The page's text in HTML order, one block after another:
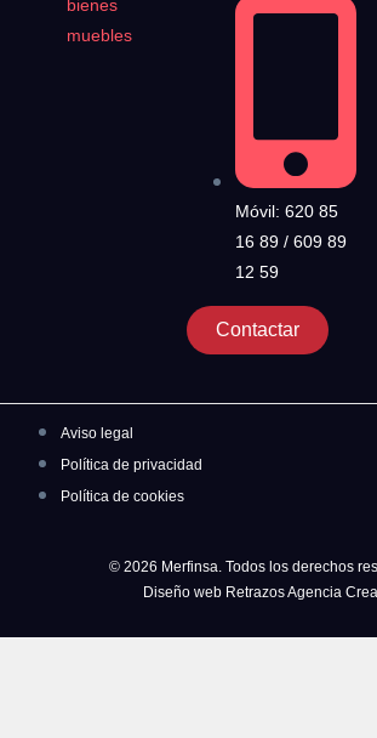
bienes
muebles
Móvil: 620 85
16 89 / 609 89
12 59
Contactar
Aviso legal
Política de privacidad
Política de cookies
© 2026 Merfinsa. Todos los derechos
Diseño web Retrazos Agencia